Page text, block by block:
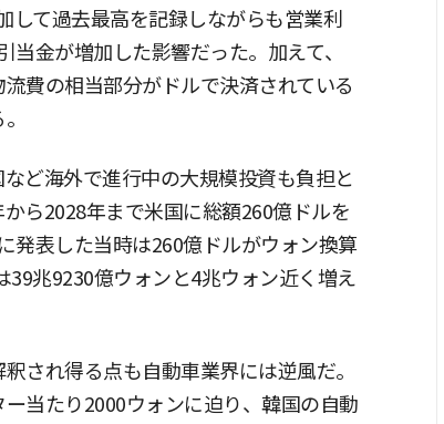
して過去最高を記録しながらも営業利
金が増加した影響だった。加えて、
費の相当部分がドルで決済されている
ど海外で進行中の大規模投資も負担と
ら2028年まで米国に総額260億ドルを
発表した当時は260億ドルがウォン換算
兆9230億ウォンと4兆ウォン近く増え
され得る点も自動車業界には逆風だ。
当たり2000ウォンに迫り、韓国の自動